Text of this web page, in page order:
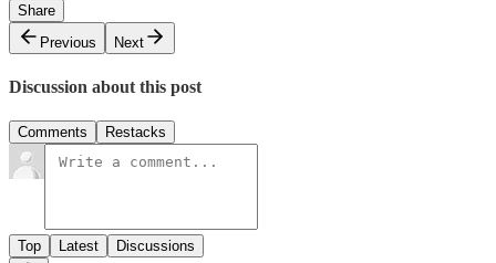
Share
Previous
Next
Discussion about this post
Comments Restacks
Top Latest Discussions